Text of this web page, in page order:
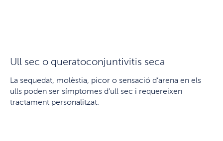
Ull sec o queratoconjuntivitis seca
La sequedat, molèstia, picor o sensació d’arena en els
ulls poden ser símptomes d’ull sec i requereixen
tractament personalitzat.